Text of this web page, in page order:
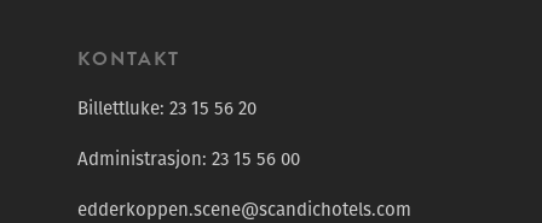
KONTAKT
Billettluke: 23 15 56 20
Administrasjon: 23 15 56 00
edderkoppen.scene@scandichotels.com